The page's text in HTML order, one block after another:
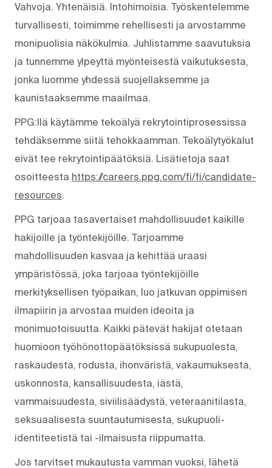
Vahvoja. Yhtenäisiä. Into­himoisia. Työskentelemme
turvallisesti, toimimme rehellisesti ja arvostamme
monipuolisia näkökulmia. Juhlistamme saavutuksia
ja tunnemme ylpeyttä myönteisestä vaikutuksesta,
jonka luomme yhdessä suojellaksemme ja
kaunistaaksemme maailmaa.
PPG:llä käytämme tekoälyä rekrytointiprosessissa
tehdäksemme siitä tehokkaamman. Tekoälytyökalut
eivät tee rekrytointipäätöksiä. Lisätietoja saat
osoitteesta https://careers.ppg.com/fi/fi/candidate-
resources.
PPG tarjoaa tasavertaiset mahdollisuudet kaikille
hakijoille ja työntekijöille. Tarjoamme
mahdollisuuden kasvaa ja kehittää uraasi
ympäristössä, joka tarjoaa työntekijöille
merkityksellisen työpaikan, luo jatkuvan oppimisen
ilmapiirin ja arvostaa muiden ideoita ja
monimuotoisuutta. Kaikki pätevät hakijat otetaan
huomioon työhönottopäätöksissä sukupuolesta,
raskaudesta, rodusta, ihonväristä, vakaumuksesta,
uskonnosta, kansallisuudesta, iästä,
vammaisuudesta, siviilisäädystä, veteraanitilasta,
seksuaalisesta suuntautumisesta, sukupuoli-
identiteetistä tai -ilmaisusta riippumatta.
Jos tarvitset mukautusta vamman vuoksi, lähetä